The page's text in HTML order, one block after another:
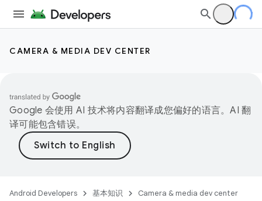
CAMERA & MEDIA DEV CENTER
Google 会使用 AI 技术将内容翻译成您偏好的语言。AI 翻
译可能包含错误。
Android Developers 基本知识
Camera & media dev center